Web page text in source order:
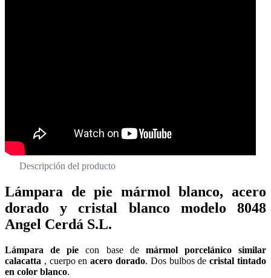
Descripción del producto
Lámpara de pie mármol blanco, acero
dorado y cristal blanco modelo 8048
Angel Cerdá S.L.
Lámpara de pie con base de mármol porcelánico similar
calacatta , cuerpo enacero dorado. Dos bulbos decristal tintado
en color blanco.